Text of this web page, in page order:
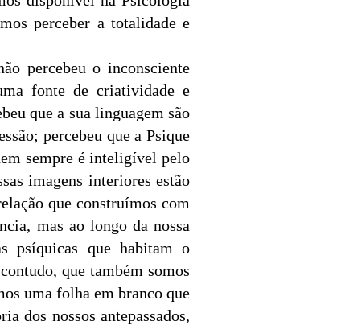
perceber a totalidade e
percebeu o inconsciente
fonte de criatividade e
que a sua linguagem são
percebeu que a Psique
sempre é inteligível pelo
imagens interiores estão
que construímos com
mas ao longo da nossa
psíquicas que habitam o
que também somos
uma folha em branco que
dos nossos antepassados,